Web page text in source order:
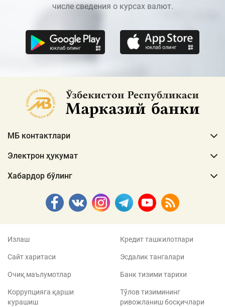
числе сведения о курсах валют.
МБ контактлари
Электрон ҳукумат
Хабардор бўлинг
Излаш
Сайт харитаси
Очиқ маълумотлар
Коррупцияга қарши
курашиш
Кредит ташкилотлари
Эсдалик тангалари
Банк тизими тарихи
Тўлов тизимининг
ривожланиш босқичлари